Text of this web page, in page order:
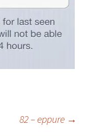
82 – eppure →